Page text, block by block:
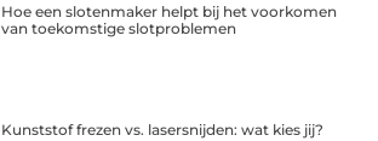
Hoe een slotenmaker helpt bij het voorkomen
van toekomstige slotproblemen
Kunststof frezen vs. lasersnijden: wat kies jij?